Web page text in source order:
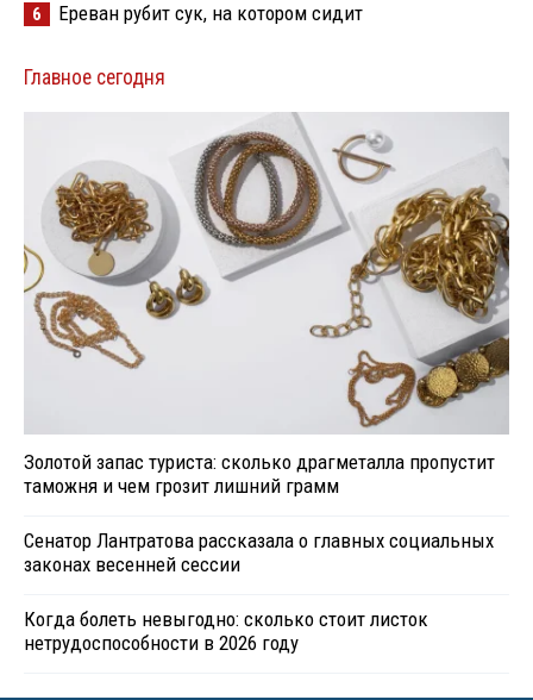
6 Ереван рубит сук, на котором сидит
Главное сегодня
Золотой запас туриста: сколько драгметалла пропустит
таможня и чем грозит лишний грамм
Сенатор Лантратова рассказала о главных социальных
законах весенней сессии
Когда болеть невыгодно: сколько стоит листок
нетрудоспособности в 2026 году